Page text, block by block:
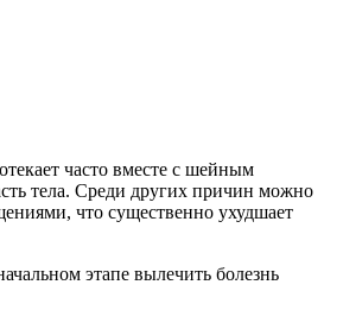
часто вместе с шейным
тела. Среди других причин можно
что существенно ухудшает
этапе вылечить болезнь